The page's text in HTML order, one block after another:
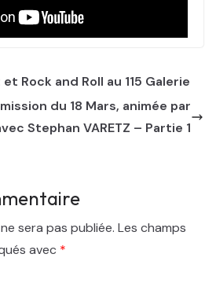
et Rock and Roll au 115 Galerie
du 18 Mars, animée par
Stephan VARETZ – Partie 1
sera pas publiée. Les champs
avec *